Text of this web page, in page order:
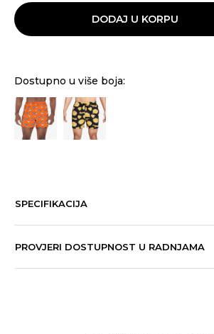
DODAJ U KORPU
Dostupno u više boja:
SPECIFIKACIJA
PROVJERI DOSTUPNOST U RADNJAMA